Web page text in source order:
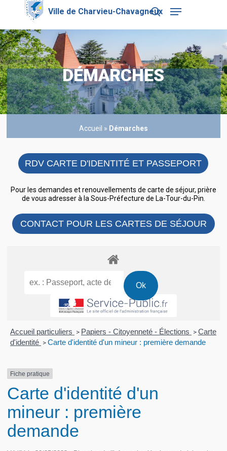
content
search
Menu
DÉMARCHES
Accueil » Démarches
RDV CARTE D'IDENTITÉ ET PASSEPORT
Pour les demandes et renouvellements de carte de séjour, prière
de vous adresser à la Sous-Préfecture de La-Tour-du-Pin.
CONTACT POUR LES CARTES DE SÉJOUR
Accueil particuliers > Papiers - Citoyenneté - Élections > Carte
d'identité > Carte d'identité d'un mineur : première demande
Fiche pratique
Carte d'identité d'un
mineur : première
demande
Close